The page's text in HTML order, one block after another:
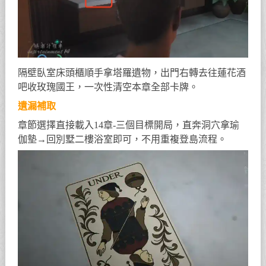
隔壁臥室床頭櫃順手拿塔羅遺物，出門右轉去往蓮花酒
吧收玫瑰國王，一次性清空本章全部卡牌。
遺漏補取
章節選擇直接載入14章-三個目標開局，直奔洞穴拿瑜
伽墊→回別墅二樓浴室即可，不用重複登島流程。